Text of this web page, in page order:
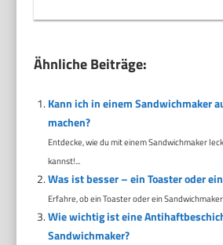
Ähnliche Beiträge:
Kann ich in einem Sandwichmaker
machen?
Entdecke, wie du mit einem Sandwichmaker
kannst!...
Was ist besser – ein Toaster oder
Erfahre, ob ein Toaster oder ein
Wie wichtig ist eine
Sandwichmaker?